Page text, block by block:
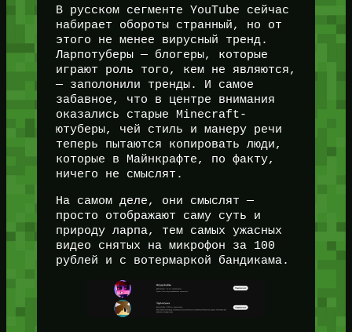
В русском сегменте YouTube сейчас
набирает обороты странный, но от
этого не менее вирусный тренд.
Ларпотуберы — блогеры, которые
играют роль того, кем не являются,
— заполонили тренды. И самое
забавное, что в центре внимания
оказались старые Minecraft-
ютуберы, чей стиль и манеру речи
теперь пытаются копировать люди,
которые в Майнкрафте, по факту,
ничего не смыслят.
На самом деле, они смыслят —
просто отображают саму суть и
природу ларпа, тем самых ужасных
видео снятых на микрофон за 100
рублей и с вотермаркой бандикама.